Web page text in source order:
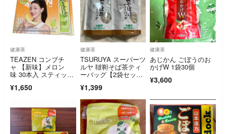
健康茶
TEAZEN コンブチ
ャ 【新味】メロン
味 30本入 スティック
¥1,650
健康茶
TSURUYA スーパーツ
ルヤ 韃靼そば茶ティ
ーバッグ【2袋セッ
¥1,399
健康茶
あじかん ごぼうのお
かげW 1袋30個
¥3,600